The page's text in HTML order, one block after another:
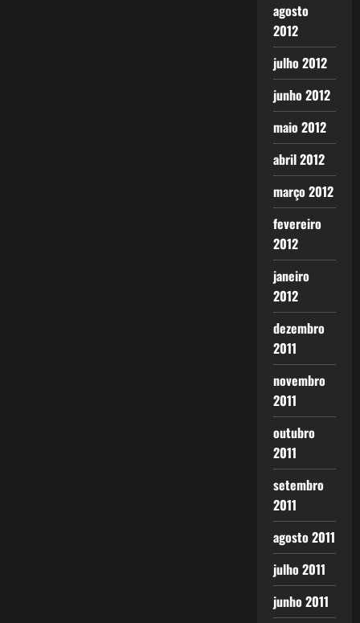
agosto
2012
julho 2012
junho 2012
maio 2012
abril 2012
março 2012
fevereiro
2012
janeiro
2012
dezembro
2011
novembro
2011
outubro
2011
setembro
2011
agosto 2011
julho 2011
junho 2011